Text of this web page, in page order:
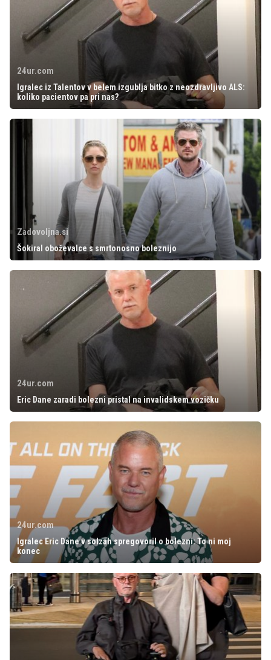
24ur.com
Igralec iz Talentov v belem izgublja bitko z neozdravljivo ALS:
koliko pacientov pa pri nas?
Zadovoljna.si
Šokiral oboževalce s smrtonosno boleznijo
24ur.com
Eric Dane zaradi bolezni pristal na invalidskem vozičku
24ur.com
Igralec Eric Dane v solzah spregovoril o bolezni: To ni moj
konec